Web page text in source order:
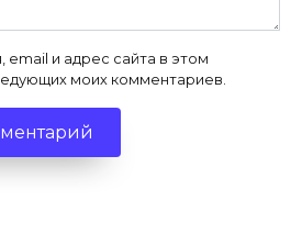
email и адрес сайта в этом
моих комментариев.